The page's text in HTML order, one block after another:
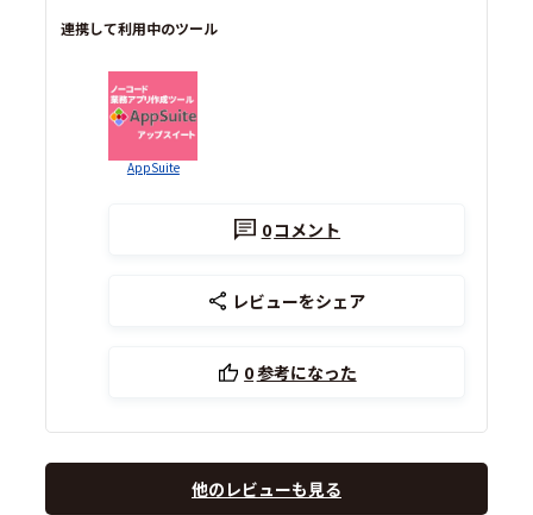
連携して利用中のツール
AppSuite
0コメント
レビューをシェア
0参考になった
他のレビューも見る